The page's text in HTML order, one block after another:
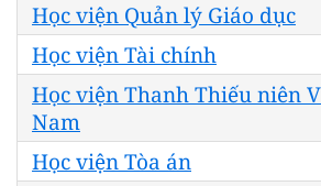
Học viện Quản lý Giáo dục
Học viện Tài chính
Học viện Thanh Thiếu niên
Nam
Học viện Tòa án